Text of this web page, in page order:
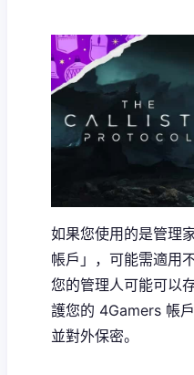
如果您使用的是管理
帳戶」，可能需適用
您的管理人可能可以
護您的 4Gamers 帳
並對外保密。